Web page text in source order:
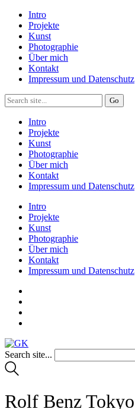
Intro
Projekte
Kunst
Photographie
Über mich
Kontakt
Impressum und Datenschutz
Intro
Projekte
Kunst
Photographie
Über mich
Kontakt
Impressum und Datenschutz
Intro
Projekte
Kunst
Photographie
Über mich
Kontakt
Impressum und Datenschutz
Search site...
Rolf Benz Tokyo